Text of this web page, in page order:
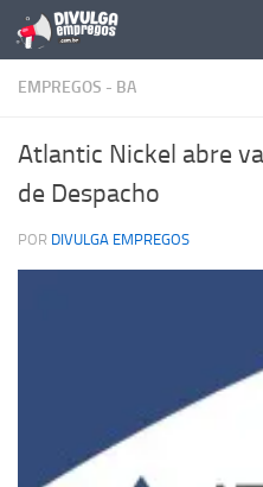
Skip to content
EMPREGOS - BA
Atlantic Nickel abre
de Despacho
POR DIVULGA EMPREGOS